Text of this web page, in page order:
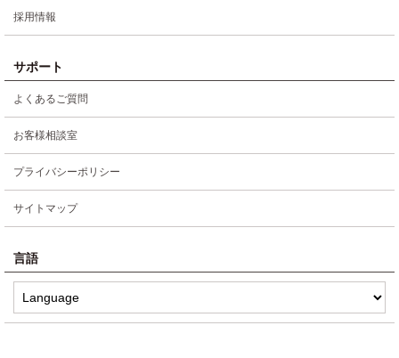
採用情報
サポート
よくあるご質問
お客様相談室
プライバシーポリシー
サイトマップ
言語